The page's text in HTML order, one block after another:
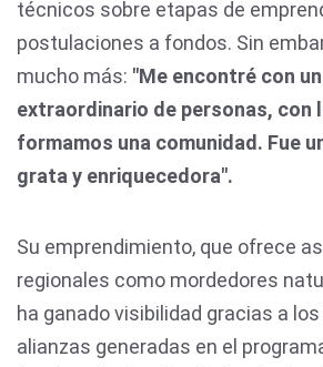
técnicos sobre etapas de
postulaciones a fondos. Sin
mucho más: "Me encontré con
extraordinario de personas, con
formamos una comunidad. Fue
grata y enriquecedora".
Su emprendimiento, que ofrece
regionales como mordedores
ha ganado visibilidad gracias a
alianzas generadas en el